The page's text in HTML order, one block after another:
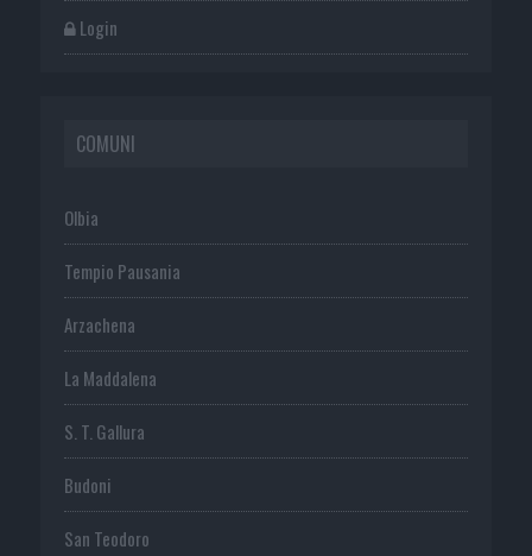
Login
COMUNI
Olbia
Tempio Pausania
Arzachena
La Maddalena
S. T. Gallura
Budoni
San Teodoro